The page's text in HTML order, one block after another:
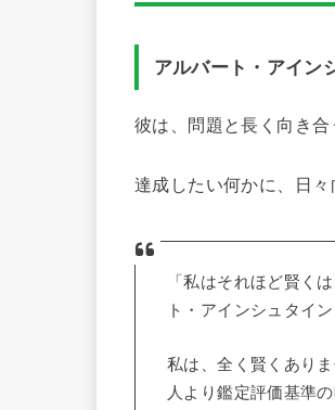
アルバート・アイン
彼は、問題と長く向き合
達成したい何かに、日々
「私はそれほど賢く
ト・アインシュタイン
私は、全く賢くありま
人より鑑定評価基準